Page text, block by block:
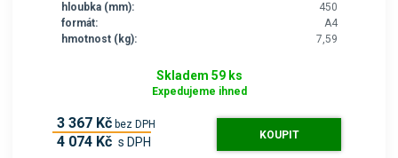
hloubka (mm):
450
formát:
A4
hmotnost (kg):
7,59
Skladem 59 ks
Expedujeme ihned
3 367 Kč bez DPH
4 074 Kč s DPH KOUPIT